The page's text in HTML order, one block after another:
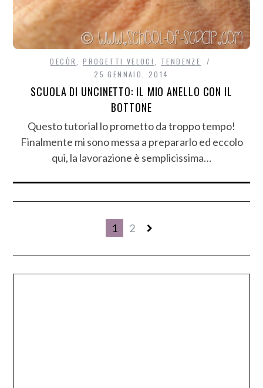
DECÒR ,PROGETTI VELOCI
TENDENZE
25 GENNAIO, 2014
SCUOLA DI UNCINETTO: IL MIO ANELLO CON IL
BOTTONE
Questo tutorial lo prometto da troppo tempo!
Finalmente mi sono messa a prepararlo ed eccolo
qui, la lavorazione è semplicissima…
1 2